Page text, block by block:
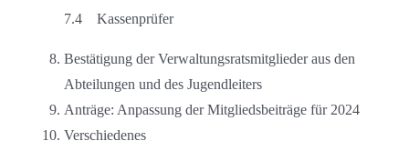
7.4 Kassenprüfer
Bestätigung der Verwaltungsratsmitglieder aus den
Abteilungen und des Jugendleiters
Anträge: Anpassung der Mitgliedsbeiträge für 2024
Verschiedenes